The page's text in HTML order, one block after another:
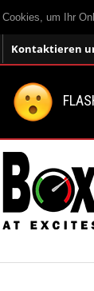
um Ihr
Kontaktieren